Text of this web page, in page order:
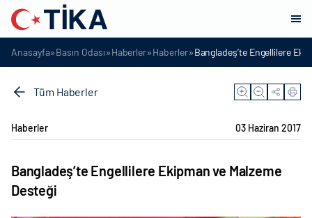
Anasayfa»Basın Odası»Haberler»Haberler»Bangladeş’te Engellilere
Tüm Haberler
Haberler 03 Haziran 2017
Bangladeş’te Engellilere Ekipman ve Malzeme
Desteği